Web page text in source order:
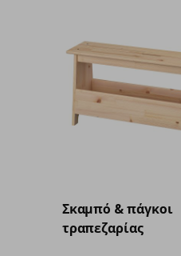
Σκαμπό & πάγκοι
τραπεζαρίας